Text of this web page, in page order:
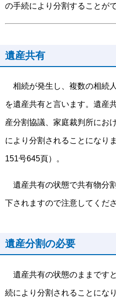
の手続により分割することが
遺産共有
相続が発生し、複数の相続
を遺産共有と言います。遺産
産分割協議、家庭裁判所にお
により分割されることになり
151号645頁）。
遺産共有の状態で共有物分
下されますので注意してくださ
遺産分割の必要
遺産共有の状態のままです
続により分割されることにな